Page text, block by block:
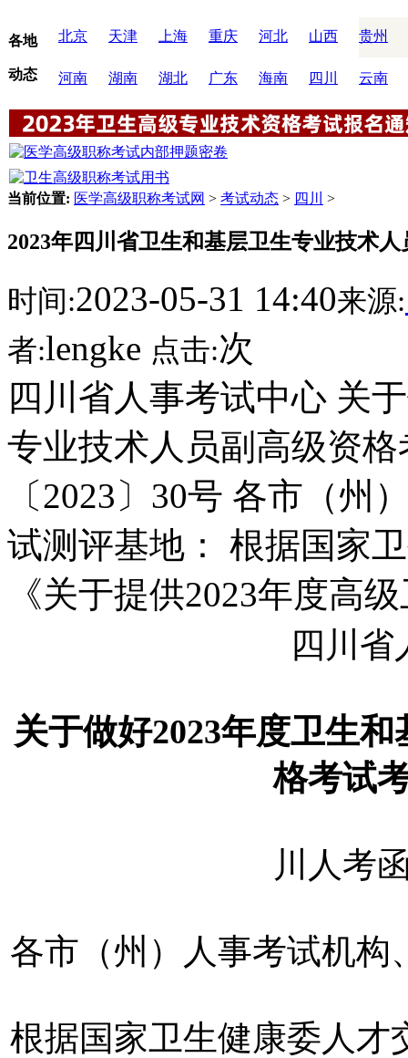
各地
动态
北京 天津 上海 重庆 河北 山西 贵州
河南 湖南 湖北 广东 海南 四川 云南
当前位置: 医学高级职称考试网 > 考试动态 > 四川 >
2023年四川省卫生和基层卫生专业技术
时间:2023-05-31 14:40来源:
者:lengke 点击:次
四川省人事考试中心 关
专业技术人员副高级资
〔2023〕30号 各市（州
试测评基地： 根据国家
《关于提供2023年度高
四川省
关于做好2023年度卫生
格考试
川人考
各市（州）人事考试机构
根据国家卫生健康委人才